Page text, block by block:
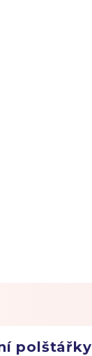
polštářky